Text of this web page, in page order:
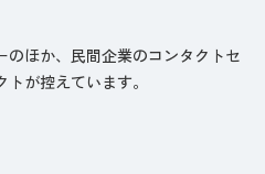
ほか、民間企業のコンタクトセ
が控えています。